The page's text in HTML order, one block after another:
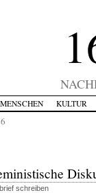
KULTUR
schreiben